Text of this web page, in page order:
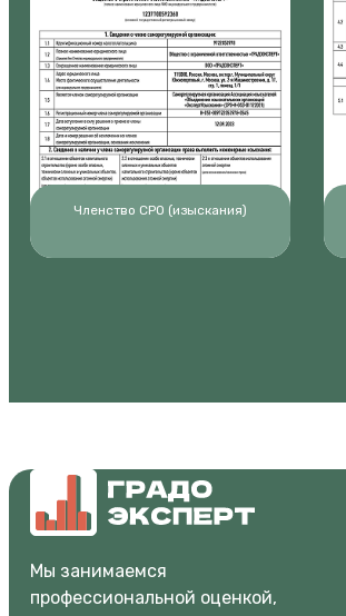
Членство СРО (изыскания)
Мы занимаемся
профессиональной оценкой,